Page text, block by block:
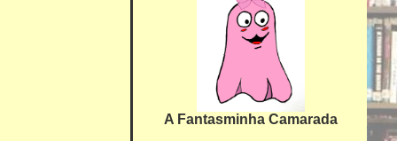
A Fantasminha Camarada